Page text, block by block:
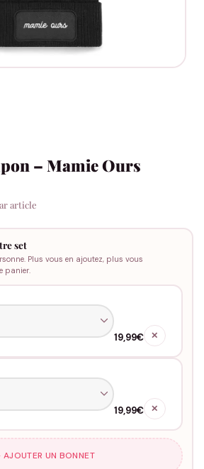
– Mamie Ours
article
set
Plus vous en ajoutez, plus vous
panier.
19,99€ ✕
19,99€ ✕
AJOUTER UN BONNET